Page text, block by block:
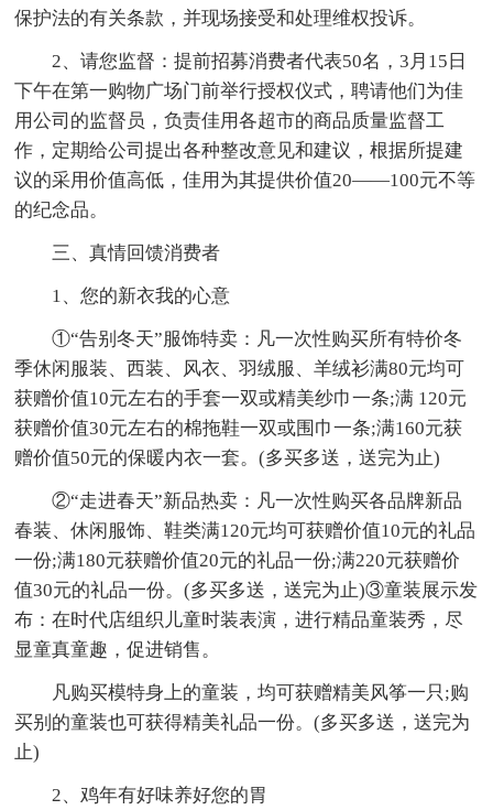
保护法的有关条款，并现场接受和处理维权投诉。
2、请您监督：提前招募消费者代表50名，3月15日
下午在第一购物广场门前举行授权仪式，聘请他们为佳
用公司的监督员，负责佳用各超市的商品质量监督工
作，定期给公司提出各种整改意见和建议，根据所提建
议的采用价值高低，佳用为其提供价值20——100元不等
的纪念品。
三、真情回馈消费者
1、您的新衣我的心意
①“告别冬天”服饰特卖：凡一次性购买所有特价冬
季休闲服装、西装、风衣、羽绒服、羊绒衫满80元均可
获赠价值10元左右的手套一双或精美纱巾一条;满 120元
获赠价值30元左右的棉拖鞋一双或围巾一条;满160元获
赠价值50元的保暖内衣一套。(多买多送，送完为止)
②“走进春天”新品热卖：凡一次性购买各品牌新品
春装、休闲服饰、鞋类满120元均可获赠价值10元的礼品
一份;满180元获赠价值20元的礼品一份;满220元获赠价
值30元的礼品一份。(多买多送，送完为止)③童装展示发
布：在时代店组织儿童时装表演，进行精品童装秀，尽
显童真童趣，促进销售。
凡购买模特身上的童装，均可获赠精美风筝一只;购
买别的童装也可获得精美礼品一份。(多买多送，送完为
止)
2、鸡年有好味养好您的胃